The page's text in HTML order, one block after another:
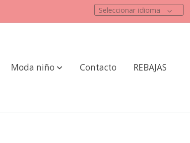
Seleccionar idioma
Moda niño Contacto REBAJAS